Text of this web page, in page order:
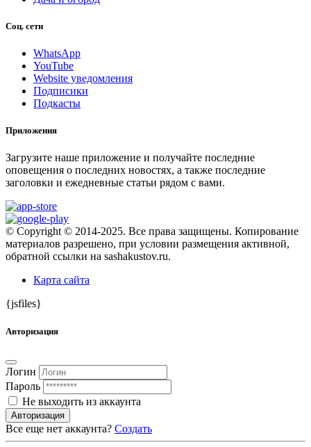
Соц. сети
WhatsApp
YouTube
Website уведомления
Подписики
Подкасты
Приложения
Загрузите наше приложение и получайте последние
оповещения о последних новостях, а также последние
заголовки и ежедневные статьи рядом с вами.
© Copyright © 2014-2025. Все права защищены. Копирование
материалов разрешено, при условии размещения активной,
обратной ссылки на sashakustov.ru.
Карта сайта
{jsfiles}
Авторизация
Логин
Пароль
Не выходить из аккаунта
Авторизация
Все еще нет аккаунта? Создать